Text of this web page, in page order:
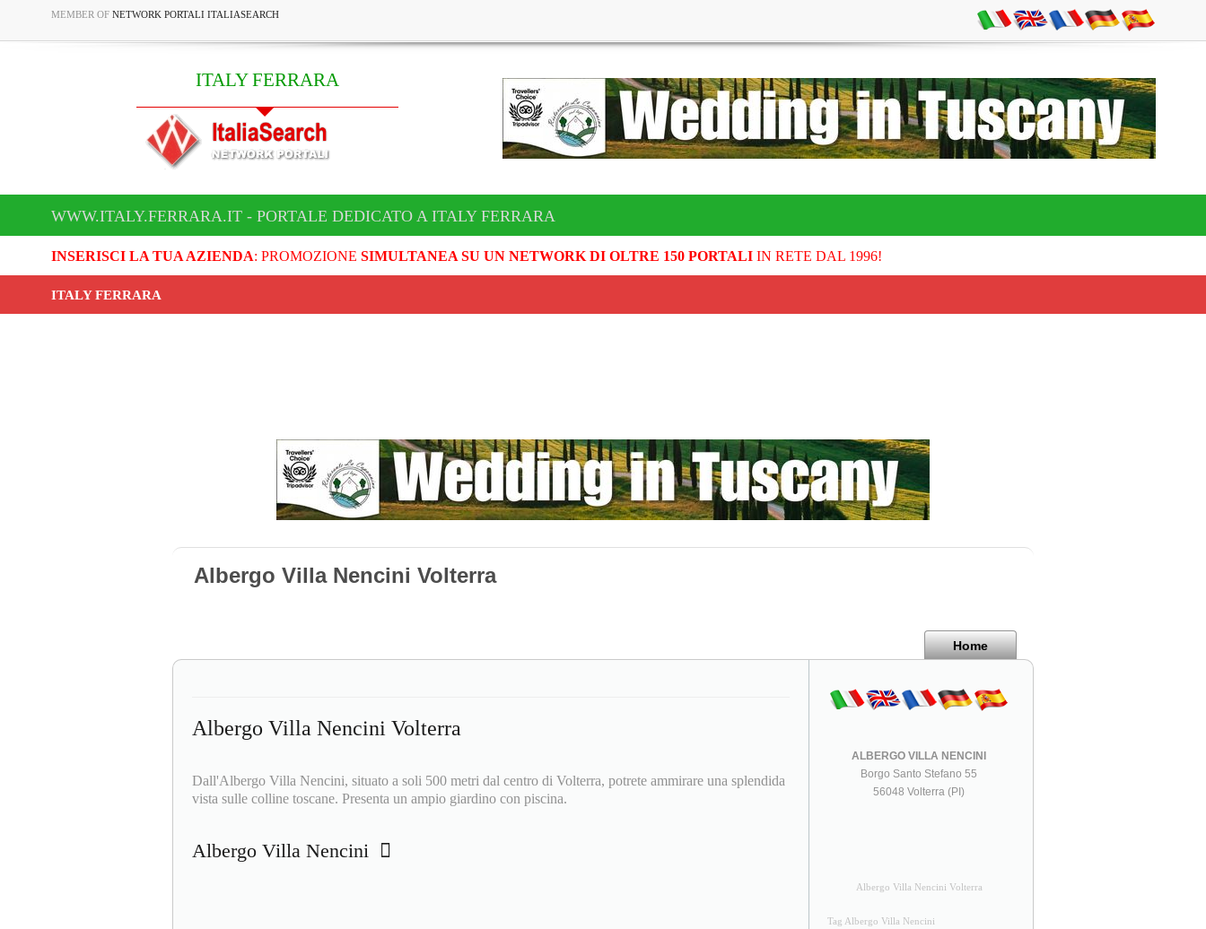
MEMBER OF NETWORK PORTALI ITALIASEARCH
ITALY FERRARA
WWW.ITALY.FERRARA.IT - PORTALE DEDICATO A ITALY FERRARA
INSERISCI LA TUA AZIENDA: PROMOZIONE SIMULTANEA SU UN NETWORK DI OLTRE 150 PORTALIIN RETE DAL 1996!
ITALY FERRARA
Albergo Villa Nencini Volterra
Home
Albergo Villa Nencini Volterra
Dall'Albergo Villa Nencini, situato a soli 500 metri dal centro di Volterra, potrete ammirare una splendida
vista sulle colline toscane. Presenta un ampio giardino con piscina.
Albergo Villa Nencini
ALBERGO VILLA NENCINI
Borgo Santo Stefano 55
56048 Volterra (PI)
Albergo Villa Nencini Volterra
Tag Albergo Villa Nencini